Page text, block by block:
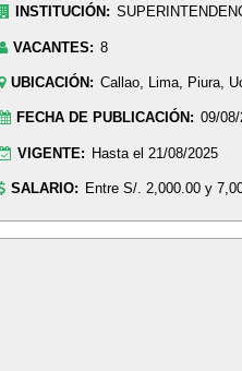
INSTITUCIÓN:
VACANTES: 8
UBICACIÓN: Callao, Lima, Piura,
FECHA DE PUBLICACIÓN: 09/
VIGENTE: Hasta el 21/08/2025
SALARIO: Entre S/. 2,000.00 y